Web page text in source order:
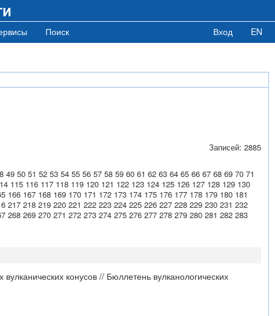
Поиск Вход EN
Записей: 2885
49 50 51 52 53 54 55 56 57 58 59 60 61 62 63 64 65 66 67 68 69 70 71
115 116 117 118 119 120 121 122 123 124 125 126 127 128 129 130
166 167 168 169 170 171 172 173 174 175 176 177 178 179 180 181
217 218 219 220 221 222 223 224 225 226 227 228 229 230 231 232
268 269 270 271 272 273 274 275 276 277 278 279 280 281 282 283
конусов // Бюллетень вулканологических